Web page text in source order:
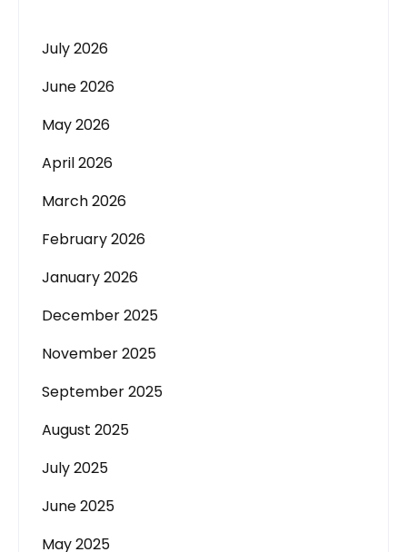
July 2026
June 2026
May 2026
April 2026
March 2026
February 2026
January 2026
December 2025
November 2025
September 2025
August 2025
July 2025
June 2025
May 2025